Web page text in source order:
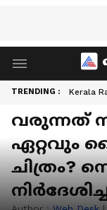
TRENDING : Kerala
വരുന്നത്
ഏറ്റവും